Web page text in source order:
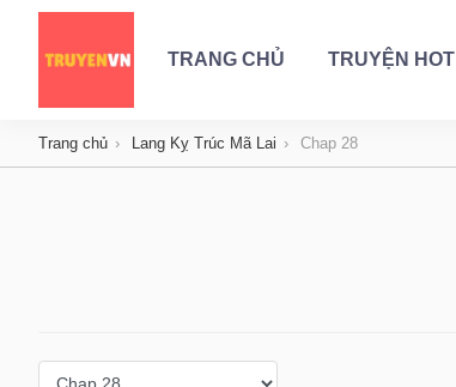
TRANG CHỦ TRUYỆN HOT
Trang chủ Lang Kỵ Trúc Mã Lai Chap 28